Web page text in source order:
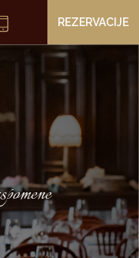
REZERVACIJE